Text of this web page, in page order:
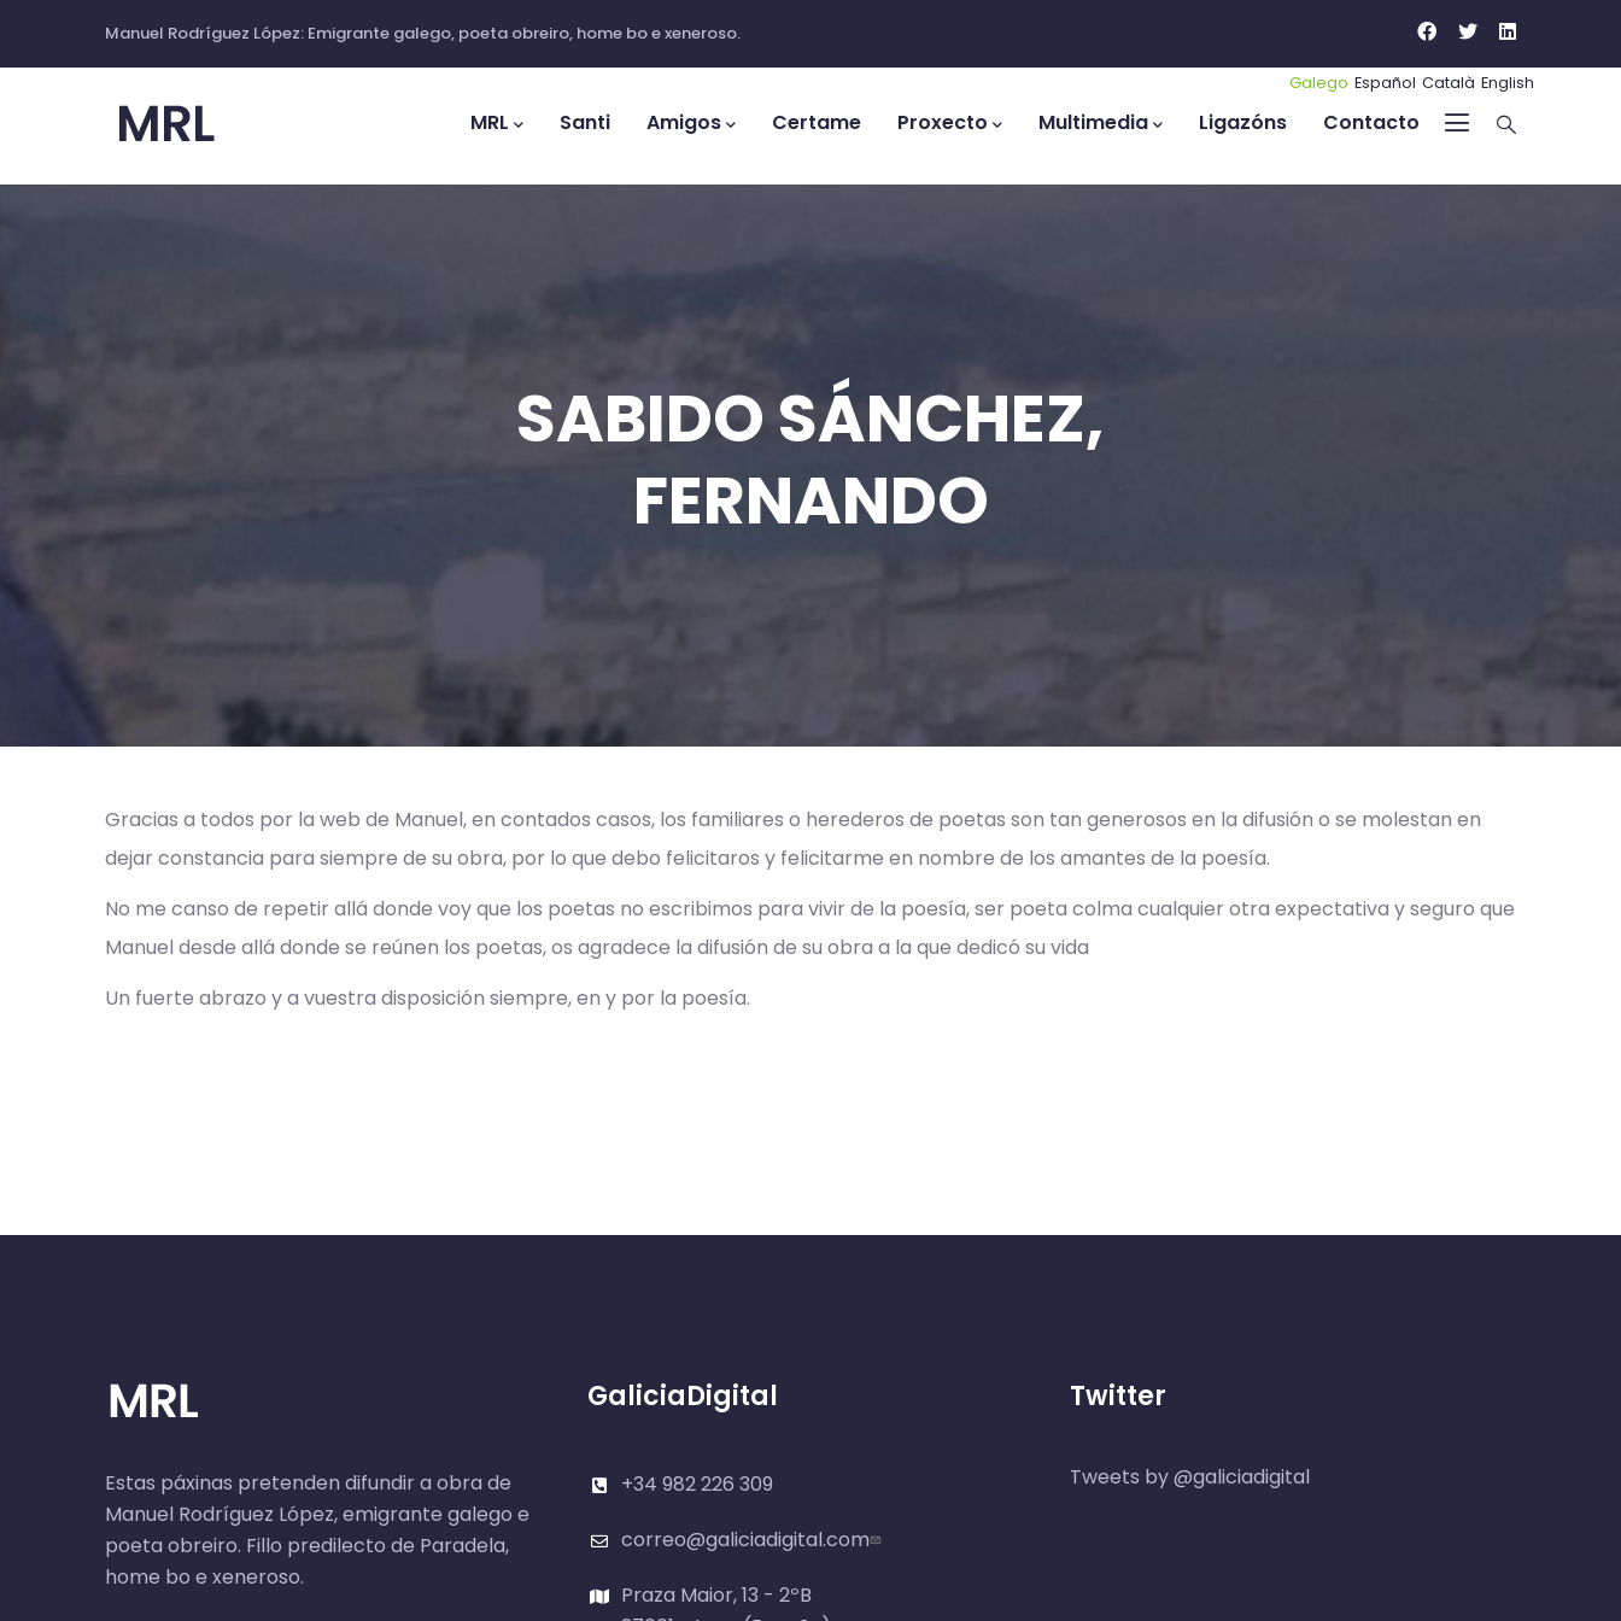
Manuel Rodríguez López: Emigrante galego, poeta obreiro, home bo e xeneroso.
Galego Español Català English
Navigation
MRL Santi Amigos Certame Proxecto Multimedia Ligazóns Contacto
SABIDO SÁNCHEZ,
FERNANDO
Gracias a todos por la web de Manuel, en contados casos, los familiares o herederos de poetas son tan generosos en la difusión o se molestan en
dejar constancia para siempre de su obra, por lo que debo felicitaros y felicitarme en nombre de los amantes de la poesía.
No me canso de repetir allá donde voy que los poetas no escribimos para vivir de la poesía, ser poeta colma cualquier otra expectativa y seguro que
Manuel desde allá donde se reúnen los poetas, os agradece la difusión de su obra a la que dedicó su vida
Un fuerte abrazo y a vuestra disposición siempre, en y por la poesía.
Estas páxinas pretenden difundir a obra de
Manuel Rodríguez López, emigrante galego e
poeta obreiro. Fillo predilecto de Paradela,
home bo e xeneroso.
GaliciaDigital
+34 982 226 309
correo@galiciadigital.com
Praza Maior, 13 - 2ºB
Twitter
Tweets by @galiciadigital